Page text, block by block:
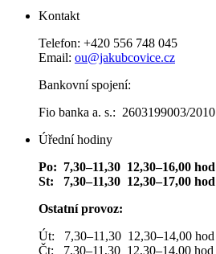
Kontakt
Telefon: +420 556 748 045
Email: ou@jakubcovice.cz
Bankovní spojení:
Fio banka a. s.: 2603199003/2010
Úřední hodiny
Po: 7,30–11,30 12,30–16,00 hod
St: 7,30–11,30 12,30–17,00 hod
Ostatní provoz:
Út: 7,30–11,30 12,30–14,00 hod
Čt: 7,30–11,30 12,30–14,00 hod